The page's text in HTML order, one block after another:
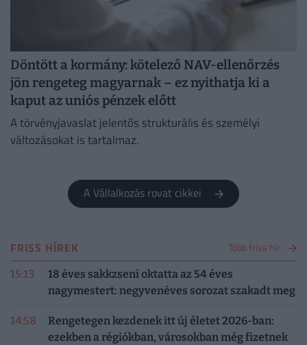
Döntött a kormány: kötelező NAV-ellenőrzés
jön rengeteg magyarnak – ez nyithatja ki a
kaput az uniós pénzek előtt
A törvényjavaslat jelentős strukturális és személyi
változásokat is tartalmaz.
A Vállalkozás rovat cikkei
FRISS HÍREK Több friss hír
15:13
18 éves sakkzseni oktatta az 54 éves
nagymestert: negyvenéves sorozat szakadt meg
14:58
Rengetegen kezdenek itt új életet 2026-ban:
ezekben a régiókban, városokban még fizetnek